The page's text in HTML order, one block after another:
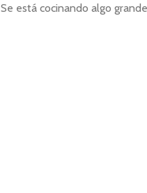
Se está cocinando algo